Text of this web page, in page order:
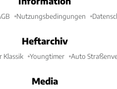
Nutzungsbedingungen
Heftarchiv
Klassik Youngtimer Auto
Media